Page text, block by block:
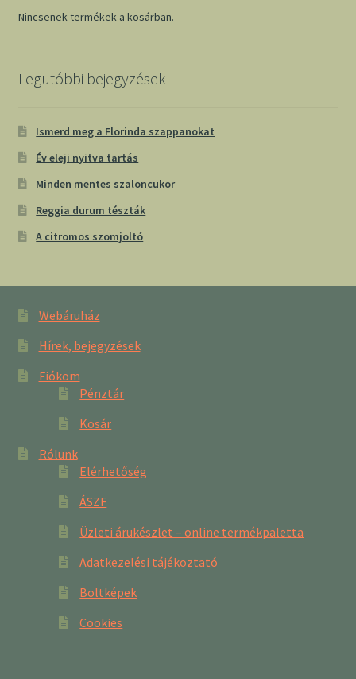
Nincsenek termékek a kosárban.
Legutóbbi bejegyzések
Ismerd meg a Florinda szappanokat
Év eleji nyitva tartás
Minden mentes szaloncukor
Reggia durum tészták
A citromos szomjoltó
Webáruház
Hírek, bejegyzések
Fiókom
Pénztár
Kosár
Rólunk
Elérhetőség
ÁSZF
Üzleti árukészlet – online termékpaletta
Adatkezelési tájékoztató
Boltképek
Cookies